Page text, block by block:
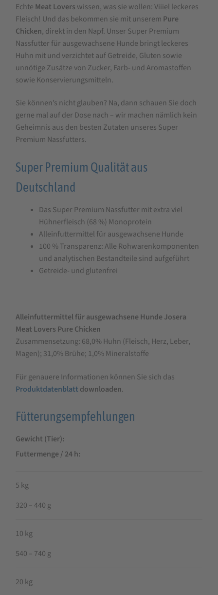
Meat
Lovers
Pure
Chicken
Echte Meat Lovers wissen, was sie wollen: Viiiel leckeres
Fleisch! Und das bekommen sie mit unserem Pure
Chicken, direkt in den Napf. Unser Super Premium
Nassfutter für ausgewachsene Hunde bringt leckeres
Huhn mit und verzichtet auf Getreide, Gluten sowie
unnötige Zusätze von Zucker, Farb- und Aromastoffen
sowie Konservierungsmitteln.
Sie können’s nicht glauben? Na, dann schauen Sie doch
gerne mal auf der Dose nach – wir machen nämlich kein
Geheimnis aus den besten Zutaten unseres Super
Premium Nassfutters.
Super Premium Qualität aus
Deutschland
Das Super Premium Nassfutter mit extra viel
Hühnerfleisch (68 %) Monoprotein
Alleinfuttermittel für ausgewachsene Hunde
100 % Transparenz: Alle Rohwarenkomponenten
und analytischen Bestandteile sind aufgeführt
Getreide- und glutenfrei
Alleinfuttermittel für ausgewachsene Hunde Josera
Meat Lovers Pure Chicken
Zusammensetzung: 68,0% Huhn (Fleisch, Herz, Leber,
Magen); 31,0% Brühe; 1,0% Mineralstoffe
Für genauere Informationen können Sie sich das
Produktdatenblattdownloaden.
Fütterungsempfehlungen
Gewicht (Tier)
Futtermenge / 24 h
5 kg
320 – 440 g
10 kg
540 – 740 g
20 kg